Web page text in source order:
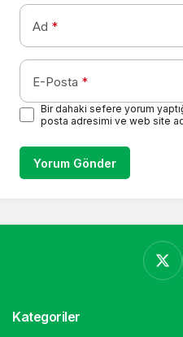
Ad *
E-Posta *
Bir dahaki sefere yorum
posta adresimi ve web site
Yorum Gönder
Kategoriler